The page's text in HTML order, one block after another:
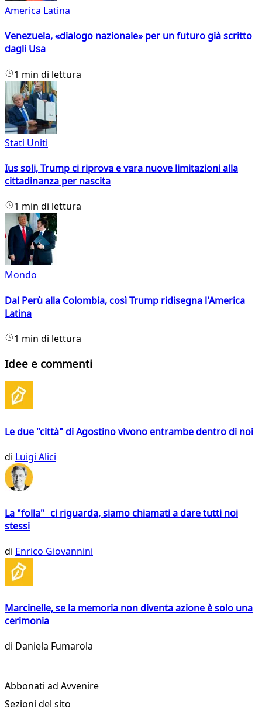
America Latina
Venezuela, «dialogo nazionale» per un futuro già scritto
dagli Usa
1 min di lettura
Stati Uniti
Ius soli, Trump ci riprova e vara nuove limitazioni alla
cittadinanza per nascita
1 min di lettura
Mondo
Dal Perù alla Colombia, così Trump ridisegna l'America
Latina
1 min di lettura
Idee e commenti
Le due "città" di Agostino vivono entrambe dentro di noi
di Luigi Alici
La "folla" ci riguarda, siamo chiamati a dare tutti noi
stessi
di Enrico Giovannini
Marcinelle, se la memoria non diventa azione è solo una
cerimonia
di Daniela Fumarola
Abbonati ad Avvenire
Sezioni del sito